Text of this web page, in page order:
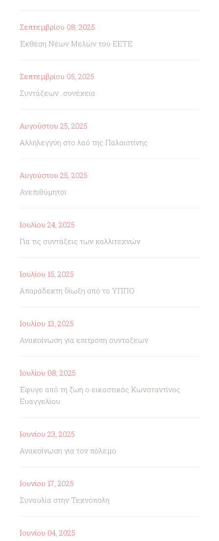
Σεπτεμβρίου 08, 2025
Έκθεση Νέων Μελών του ΕΕΤΕ
Σεπτεμβρίου 05, 2025
Συντάξεων...συνέχεια
Αυγούστου 25, 2025
Αλληλεγγύη στο λαό της Παλαιστίνης
Αυγούστου 25, 2025
Ανεπιθύμητοι
Ιουλίου 24, 2025
Για τις συντάξεις των καλλιτεχνών
Ιουλίου 15, 2025
Απαράδεκτη δίωξη από το ΥΠΠΟ
Ιουλίου 13, 2025
Ανακοίνωση για επιτροπη συνταξεων
Ιουλίου 08, 2025
Έφυγε από τη ζωή ο εικαστικός Κωνσταντίνος
Ευαγγελίου
Ιουνίου 23, 2025
Ανακοίνωση για τον πόλεμο
Ιουνίου 17, 2025
Συναυλία στην Τεχνόπολη
Ιουνίου 04, 2025